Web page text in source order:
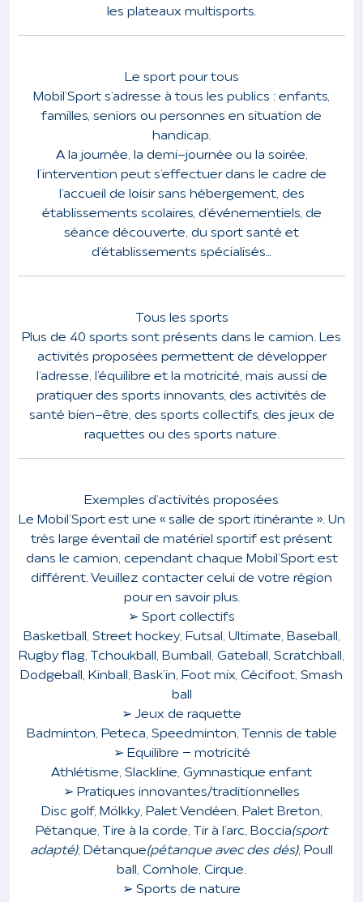
les plateaux multisports.
Le sport pour tous
Mobil’Sport s’adresse à tous les publics : enfants,
familles, seniors ou personnes en situation de
handicap.
A la journée, la demi-journée ou la soirée,
l’intervention peut s’effectuer dans le cadre de
l’accueil de loisir sans hébergement, des
établissements scolaires, d’événementiels, de
séance découverte, du sport santé et
d’établissements spécialisés…
Tous les sports
Plus de 40 sports sont présents dans le camion. Les
activités proposées permettent de développer
l’adresse, l’équilibre et la motricité, mais aussi de
pratiquer des sports innovants, des activités de
santé bien-être, des sports collectifs, des jeux de
raquettes ou des sports nature.
Exemples d’activités proposées
Le Mobil’Sport est une « salle de sport itinérante ». Un
très large éventail de matériel sportif est présent
dans le camion, cependant chaque Mobil’Sport est
différent. Veuillez contacter celui de votre région
pour en savoir plus.
➢ Sport collectifs
Basketball, Street hockey, Futsal, Ultimate, Baseball,
Rugby flag, Tchoukball, Bumball, Gateball, Scratchball,
Dodgeball, Kinball, Bask’in, Foot mix, Cécifoot, Smash
ball
➢ Jeux de raquette
Badminton, Peteca, Speedminton, Tennis de table
➢ Equilibre – motricité
Athlétisme, Slackline, Gymnastique enfant
➢ Pratiques innovantes/traditionnelles
Disc golf, Mölkky, Palet Vendéen, Palet Breton,
Pétanque, Tire à la corde, Tir à l’arc, Boccia(sport
adapté), Détanque(pétanque avec des dés), Poull
ball, Cornhole, Cirque.
➢ Sports de nature